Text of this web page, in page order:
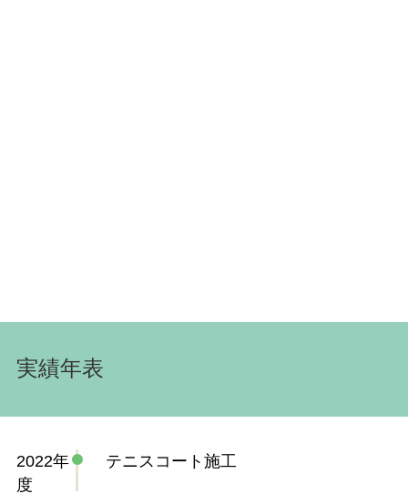
実績年表
2022年
度
テニスコート施工